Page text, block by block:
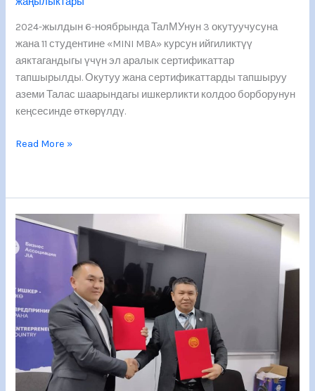
2024-жылдын 6-ноябрында ТалМУнун 3 окутуучусуна
жана 11 студентине «MINI MBA» курсун ийгиликтүү
аяктагандыгы үчүн эл аралык сертификаттар
тапшырылды. Окутуу жана сертификаттарды тапшыруу
аземи Талас шаарындагы ишкерликти колдоо борборунун
кеңсесинде өткөрүлдү.
Read More »
«Талас
ЖИА
Бизнес
ассоциациясы»